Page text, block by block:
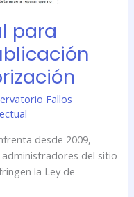
para
Fallos
desde 2009,
del sitio
la Ley de